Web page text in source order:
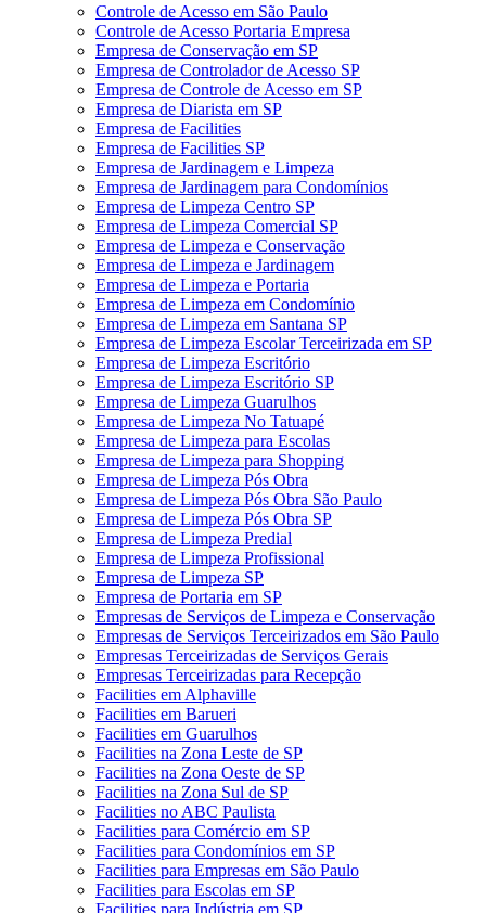
Controle de Acesso em São Paulo
Controle de Acesso Portaria Empresa
Empresa de Conservação em SP
Empresa de Controlador de Acesso SP
Empresa de Controle de Acesso em SP
Empresa de Diarista em SP
Empresa de Facilities
Empresa de Facilities SP
Empresa de Jardinagem e Limpeza
Empresa de Jardinagem para Condomínios
Empresa de Limpeza Centro SP
Empresa de Limpeza Comercial SP
Empresa de Limpeza e Conservação
Empresa de Limpeza e Jardinagem
Empresa de Limpeza e Portaria
Empresa de Limpeza em Condomínio
Empresa de Limpeza em Santana SP
Empresa de Limpeza Escolar Terceirizada em SP
Empresa de Limpeza Escritório
Empresa de Limpeza Escritório SP
Empresa de Limpeza Guarulhos
Empresa de Limpeza No Tatuapé
Empresa de Limpeza para Escolas
Empresa de Limpeza para Shopping
Empresa de Limpeza Pós Obra
Empresa de Limpeza Pós Obra São Paulo
Empresa de Limpeza Pós Obra SP
Empresa de Limpeza Predial
Empresa de Limpeza Profissional
Empresa de Limpeza SP
Empresa de Portaria em SP
Empresas de Serviços de Limpeza e Conservação
Empresas de Serviços Terceirizados em São Paulo
Empresas Terceirizadas de Serviços Gerais
Empresas Terceirizadas para Recepção
Facilities em Alphaville
Facilities em Barueri
Facilities em Guarulhos
Facilities na Zona Leste de SP
Facilities na Zona Oeste de SP
Facilities na Zona Sul de SP
Facilities no ABC Paulista
Facilities para Comércio em SP
Facilities para Condomínios em SP
Facilities para Empresas em São Paulo
Facilities para Escolas em SP
Facilities para Indústria em SP